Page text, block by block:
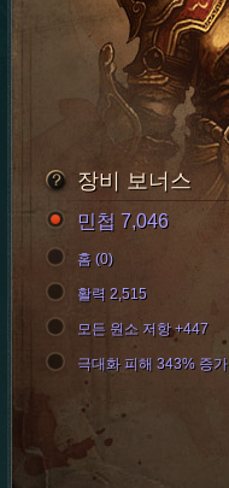
장비 보너스
민첩 7,046
홈 (0)
활력 2,515
모든 원소 저항 +447
극대화 피해 343% 증가